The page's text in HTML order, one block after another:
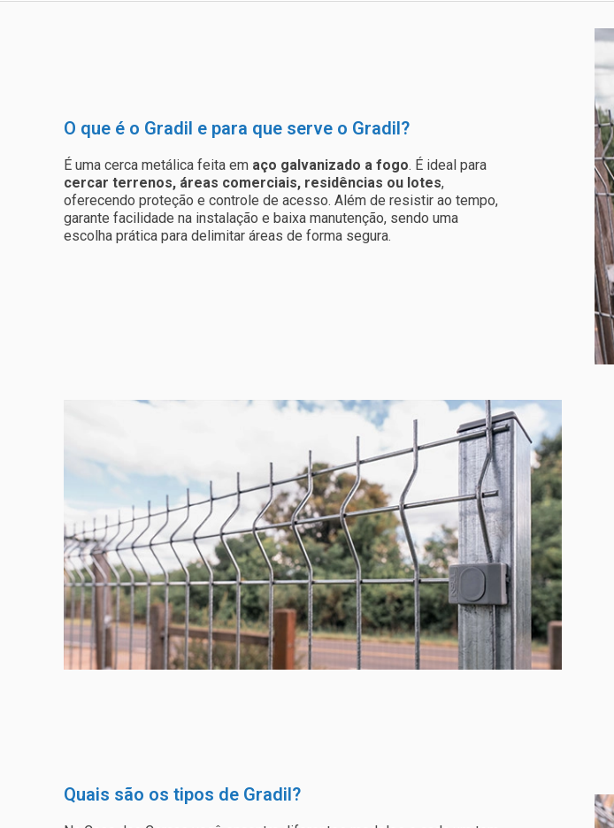
O que é o Gradil e para que serve o Gradil?
É uma cerca metálica feita em aço galvanizado a fogo. É ideal para
cercar terrenos, áreas comerciais, residências ou lotes,
oferecendo proteção e controle de acesso. Além de resistir ao tempo,
garante facilidade na instalação e baixa manutenção, sendo uma
escolha prática para delimitar áreas de forma segura.
Quais são os tipos de Gradil?